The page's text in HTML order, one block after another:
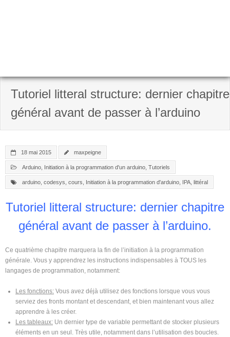
Tutoriel litteral structure: dernier chapitre
général avant de passer à l’arduino
18 mai 2015 maxpeigne
Arduino Initiation à la programmation d'un arduino Tutoriels
arduino codesys cours Initiation à la programmation d'arduino IPA littéral
Tutoriel litteral structure: dernier chapitre
général avant de passer à l’arduino.
Ce quatrième chapitre marquera la fin de l’initiation à la programmation
générale. Vous y apprendrez les instructions indispensables à TOUS les
langages de programmation, notamment:
Les fonctions: Vous avez déjà utilisez des fonctions lorsque vous vous
serviez des fronts montant et descendant, et bien maintenant vous allez
apprendre à les créer.
Les tableaux: Un dernier type de variable permettant de stocker plusieurs
éléments en un seul. Très utile, notamment dans l’utilisation des boucles.